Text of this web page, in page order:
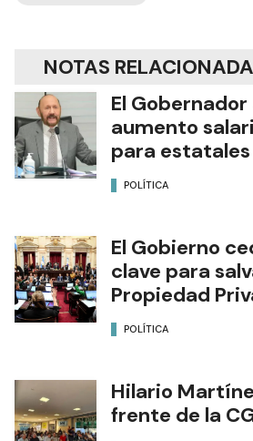
NOTAS
El
aumento
para estatales
POLÍTICA
El Gobierno
clave para
Propiedad
POLÍTICA
Hilario
frente de la